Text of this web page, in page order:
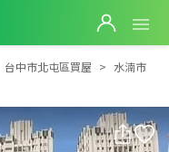
水湳市場9米面寬店面(專任)
台中市北屯區買屋
水湳市